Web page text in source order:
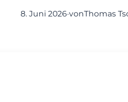
8. Juni 2026·vonThomas